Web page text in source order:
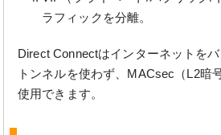
ラフィックを分離。
Direct Connectはインターネットを
トンネルを使わず、MACsec（L2暗
使用できます。